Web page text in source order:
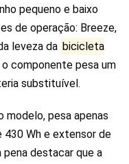
pequeno e baixo
de operação: Breeze,
leveza da bicicleta
o componente pesa um
substituível.
modelo, pesa apenas
430 Wh e extensor de
pena destacar que a